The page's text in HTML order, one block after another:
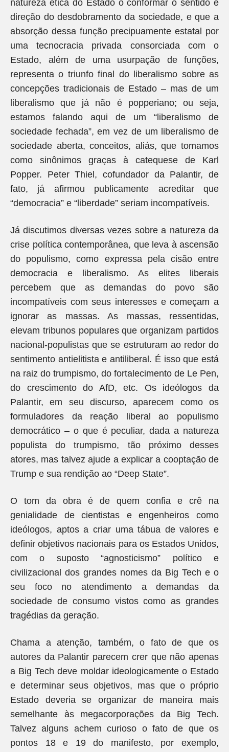
natureza ética do Estado o conformar o sentido e
direção do desdobramento da sociedade, e que a
absorção dessa função precipuamente estatal por
uma tecnocracia privada consorciada com o
Estado, além de uma usurpação de funções,
representa o triunfo final do liberalismo sobre as
concepções tradicionais de Estado – mas de um
liberalismo que já não é popperiano; ou seja,
estamos falando aqui de um “liberalismo de
sociedade fechada”, em vez de um liberalismo de
sociedade aberta, conceitos, aliás, que tomamos
como sinônimos graças à catequese de Karl
Popper. Peter Thiel, cofundador da Palantir, de
fato, já afirmou publicamente acreditar que
“democracia” e “liberdade” seriam incompatíveis.
Já discutimos diversas vezes sobre a natureza da
crise política contemporânea, que leva à ascensão
do populismo, como expressa pela cisão entre
democracia e liberalismo. As elites liberais
percebem que as demandas do povo são
incompatíveis com seus interesses e começam a
ignorar as massas. As massas, ressentidas,
elevam tribunos populares que organizam partidos
nacional-populistas que se estruturam ao redor do
sentimento antielitista e antiliberal. É isso que está
na raiz do trumpismo, do fortalecimento de Le Pen,
do crescimento do AfD, etc. Os ideólogos da
Palantir, em seu discurso, aparecem como os
formuladores da reação liberal ao populismo
democrático – o que é peculiar, dada a natureza
populista do trumpismo, tão próximo desses
atores, mas talvez ajude a explicar a cooptação de
Trump e sua rendição ao “Deep State”.
O tom da obra é de quem confia e crê na
genialidade de cientistas e engenheiros como
ideólogos, aptos a criar uma tábua de valores e
definir objetivos nacionais para os Estados Unidos,
com o suposto “agnosticismo” político e
civilizacional dos grandes nomes da Big Tech e o
seu foco no atendimento a demandas da
sociedade de consumo vistos como as grandes
tragédias da geração.
Chama a atenção, também, o fato de que os
autores da Palantir parecem crer que não apenas
a Big Tech deve moldar ideologicamente o Estado
e determinar seus objetivos, mas que o próprio
Estado deveria se organizar de maneira mais
semelhante às megacorporações da Big Tech.
Talvez alguns achem curioso o fato de que os
pontos 18 e 19 do manifesto, por exemplo,